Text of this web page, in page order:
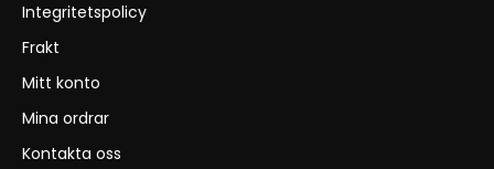
Integritetspolicy
Frakt
Mitt konto
Mina ordrar
Kontakta oss